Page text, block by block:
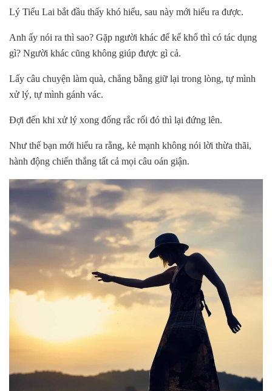
Lý Tiểu Lai bắt đầu thấy khó hiểu, sau này mới hiểu ra được.
Anh ấy nói ra thì sao? Gặp người khác để kể khổ thì có tác dụng
gì? Người khác cũng không giúp được gì cả.
Lấy câu chuyện làm quà, chẳng bằng giữ lại trong lòng, tự mình
xử lý, tự mình gánh vác.
Đợi đến khi xử lý xong đống rắc rối đó thì lại đứng lên.
Như thế bạn mới hiểu ra rằng, kẻ mạnh không nói lời thừa thãi,
hành động chiến thắng tất cả mọi câu oán giận.